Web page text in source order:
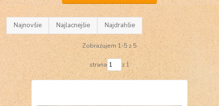
Najnovšie Najlacnejšie Najdrahšie
Zobrazujem 1-5 z 5
strana z 1